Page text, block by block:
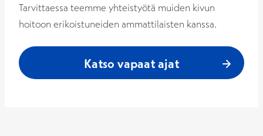
Tarvittaessa teemme yhteistyötä muiden kivun
hoitoon erikoistuneiden ammattilaisten kanssa.
Katso vapaat ajat